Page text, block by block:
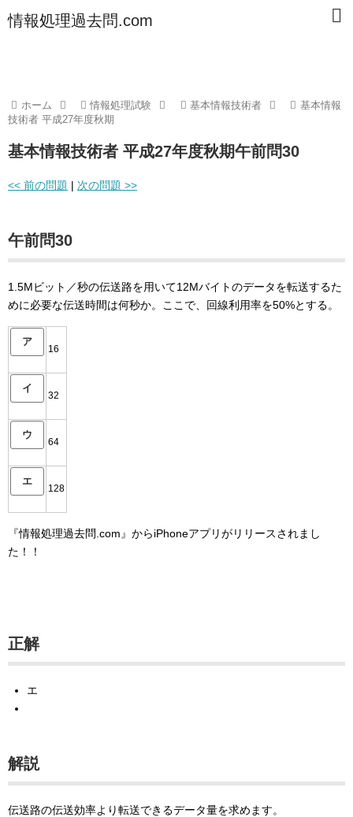
情報処理過去問.com
ホーム 情報処理試験 基本情報技術者
基本情報
技術者 平成27年度秋期
基本情報技術者 平成27年度秋期午前問30
<< 前の問題 | 次の問題 >>
午前問30
1.5Mビット／秒の伝送路を用いて12Mバイトのデータを転送するた
めに必要な伝送時間は何秒か。ここで、回線利用率を50%とする。
ア
16
イ
32
ウ
64
エ
128
『情報処理過去問.com』からiPhoneアプリがリリースされまし
た！！
正解
エ
解説
伝送路の伝送効率より転送できるデータ量を求めます。